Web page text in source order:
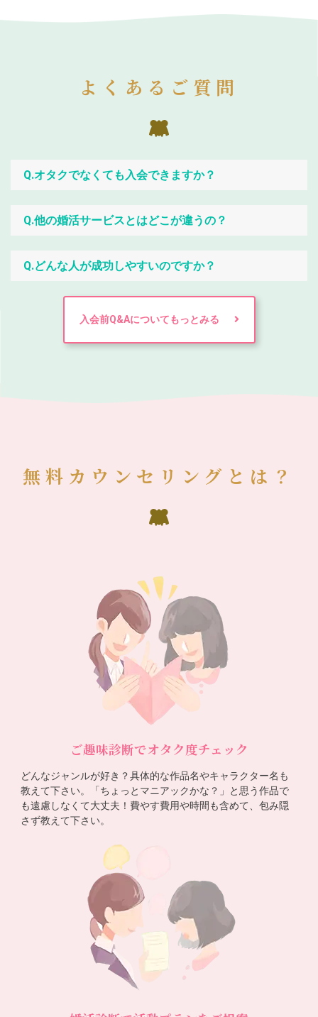
よくあるご質問
Q.オタクでなくても入会できますか？
Q.他の婚活サービスとはどこが違うの？
Q.どんな人が成功しやすいのですか？
入会前Q&Aについてもっとみる
無料カウンセリングとは？
ご趣味診断でオタク度チェック
どんなジャンルが好き？具体的な作品名やキャラクター名も
教えて下さい。「ちょっとマニアックかな？」と思う作品で
も遠慮しなくて大丈夫！費やす費用や時間も含めて、包み隠
さず教えて下さい。